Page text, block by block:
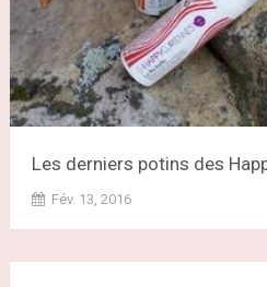
Les derniers potins des
Fév. 13, 2016